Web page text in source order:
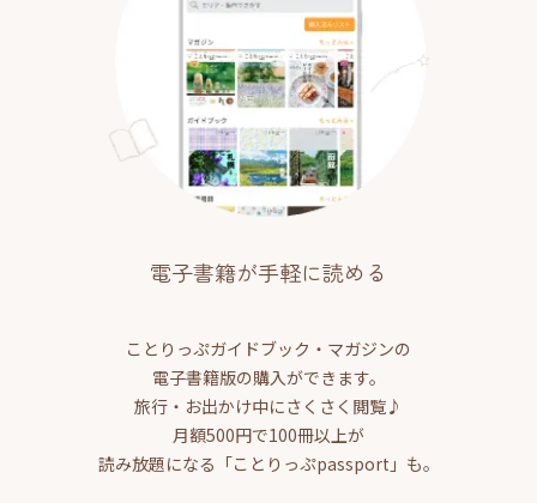
電子書籍が手軽に読める
ことりっぷガイドブック・マガジンの
電子書籍版の購入ができます。
旅行・お出かけ中にさくさく閲覧♪
月額500円で100冊以上が
読み放題になる「ことりっぷpassport」も。